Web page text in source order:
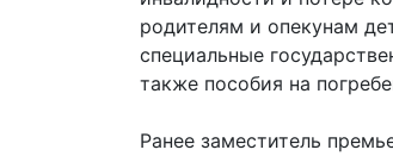
родителям и опекунам
специальные
также пособия на
Ранее заместитель